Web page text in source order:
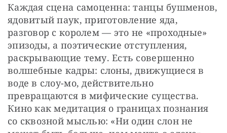
Каждая сцена самоценна: танцы бушменов,
ядовитый паук, приготовление яда,
разговор с королем — это не «проходные»
эпизоды, а поэтические отступления,
раскрывающие тему. Есть совершенно
волшебные кадры: слоны, движущиеся в
воде в слоу-мо, действительно
превращаются в мифические существа.
Кино как медитация о границах познания
со сквозной мыслью: «Ни один слон не